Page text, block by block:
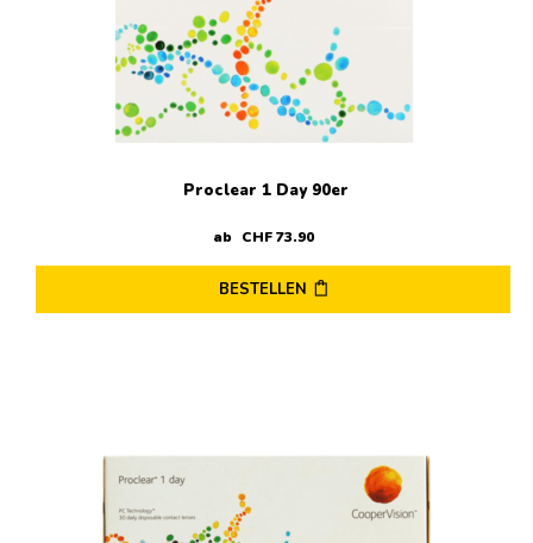
Proclear 1 Day 90er
ab CHF73.90
BESTELLEN
auf.
können